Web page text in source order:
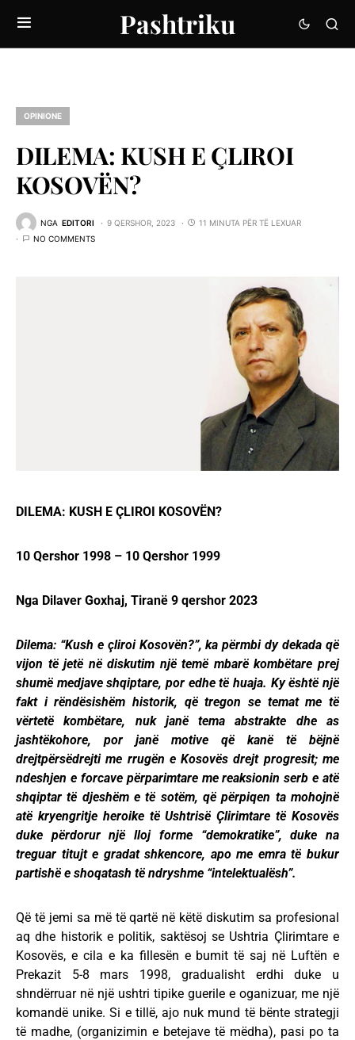
Pashtriku
OPINIONE
DILEMA: KUSH E ÇLIROI
KOSOVËN?
NGA EDITORI 9 QERSHOR, 2023
11 MINUTA PËR TË LEXUAR
NO COMMENTS
DILEMA: KUSH E ÇLIROI KOSOVËN?
10 Qershor 1998 – 10 Qershor 1999
Nga Dilaver Goxhaj, Tiranë 9 qershor 2023
Dilema: “Kush e çliroi Kosovën?”, ka përmbi dy dekada që
vijon të jetë në diskutim një temë mbarë kombëtare prej
shumë medjave shqiptare, por edhe të huaja. Ky është një
fakt i rëndësishëm historik, që tregon se temat me të
vërtetë kombëtare, nuk janë tema abstrakte dhe as
jashtëkohore, por janë motive që kanë të bëjnë
drejtpërsëdrejti me rrugën e Kosovës drejt progresit; me
ndeshjen e forcave përparimtare me reaksionin serb e atë
shqiptar të djeshëm e të sotëm, që përpiqen ta mohojnë
atë kryengritje heroike të Ushtrisë Çlirimtare të Kosovës
duke përdorur një lloj forme “demokratike”, duke na
treguar titujt e gradat shkencore, apo me emra të bukur
partishë e shoqatash të ndryshme “intelektualësh”.
Që të jemi sa më të qartë në këtë diskutim sa profesional
aq dhe historik e politik, saktësoj se Ushtria Çlirimtare e
Kosovës, e cila e ka fillesën e bumit të saj në Luftën e
Prekazit 5-8 mars 1998, gradualisht erdhi duke u
shndërruar në një ushtri tipike guerile e oganizuar, me një
komandë unike. Si e tillë, ajo nuk mund të bënte strategji
të madhe, (organizimin e betejave të mëdha), pasi po ta